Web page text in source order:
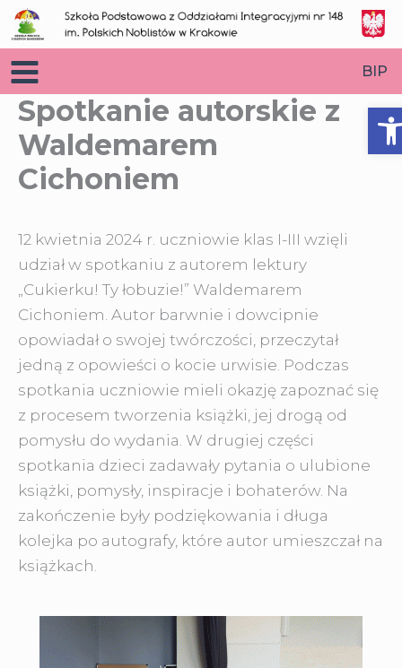
Przejdź
do
treści
BIP
Spotkanie autorskie z
Waldemarem
Cichoniem
12 kwietnia 2024 r. uczniowie klas I-III wzięli
udział w spotkaniu z autorem lektury
„Cukierku! Ty łobuzie!” Waldemarem
Cichoniem. Autor barwnie i dowcipnie
opowiadał o swojej twórczości, przeczytał
jedną z opowieści o kocie urwisie. Podczas
spotkania uczniowie mieli okazję zapoznać się
z procesem tworzenia książki, jej drogą od
pomysłu do wydania. W drugiej części
spotkania dzieci zadawały pytania o ulubione
książki, pomysły, inspiracje i bohaterów. Na
zakończenie były podziękowania i długa
kolejka po autografy, które autor umieszczał na
książkach.